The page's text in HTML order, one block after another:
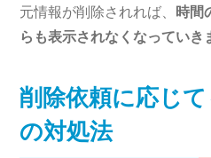
元情報が削除されれば、 時間
らも表示されなくなっていき
削除依頼に応じ
の対処法